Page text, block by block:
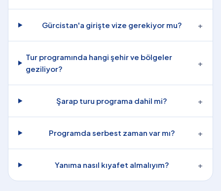
Gürcistan'a girişte vize gerekiyor mu? +
Tur programında hangi şehir ve bölgeler
geziliyor?
+
Şarap turu programa dahil mi? +
Programda serbest zaman var mı? +
Yanıma nasıl kıyafet almalıyım? +